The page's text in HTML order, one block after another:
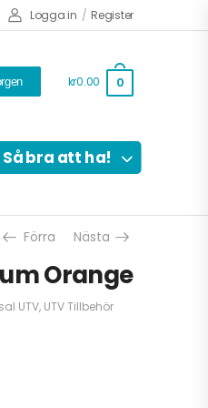
Logga in / Register
kr0.00 0
Så bra att ha!
Förra Nästa
Orange
UTV, UTV Tillbehör